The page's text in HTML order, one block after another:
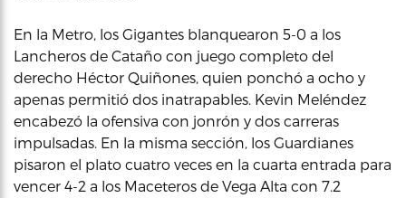
En la Metro, los Gigantes blanquearon 5-0 a los
Lancheros de Cataño con juego completo del
derecho Héctor Quiñones, quien ponchó a ocho y
apenas permitió dos inatrapables. Kevin Meléndez
encabezó la ofensiva con jonrón y dos carreras
impulsadas. En la misma sección, los Guardianes
pisaron el plato cuatro veces en la cuarta entrada para
vencer 4-2 a los Maceteros de Vega Alta con 7.2